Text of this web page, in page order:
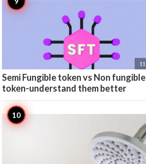
11
Semi Fungible token vs Non fungible
token-understand them better